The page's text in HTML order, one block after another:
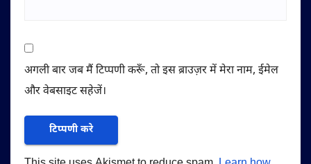
अगली बार जब मैं टिप्पणी करूँ, तो इस ब्राउज़र में मेरा नाम, ईमेल
और वेबसाइट सहेजें।